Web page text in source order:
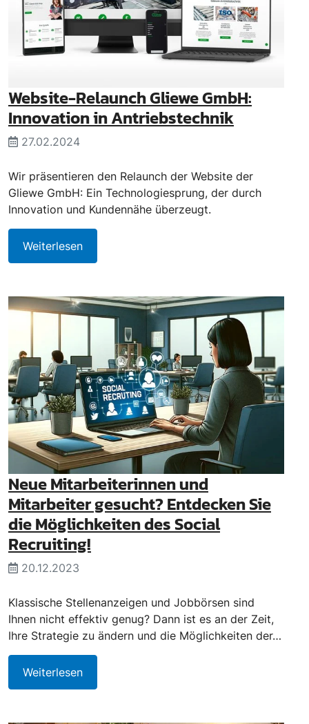
Website-Relaunch Gliewe GmbH:
Innovation in Antriebstechnik
27.02.2024
Wir präsentieren den Relaunch der Website der
Gliewe GmbH: Ein Technologiesprung, der durch
Innovation und Kundennähe überzeugt.
Weiterlesen
Neue Mitarbeiterinnen und
Mitarbeiter gesucht? Entdecken Sie
die Möglichkeiten des Social
Recruiting!
20.12.2023
Klassische Stellenanzeigen und Jobbörsen sind
Ihnen nicht effektiv genug? Dann ist es an der Zeit,
Ihre Strategie zu ändern und die Möglichkeiten der…
Weiterlesen